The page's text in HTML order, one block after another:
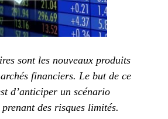
sont les nouveaux produits
financiers. Le but de ce
d’anticiper un scénario
des risques limités.